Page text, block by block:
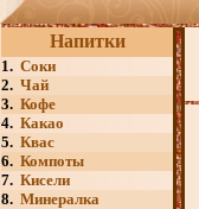
Напитки
1. Соки
2. Чай
3. Кофе
4. Какао
5. Квас
6. Компоты
7. Кисели
8. Минералка